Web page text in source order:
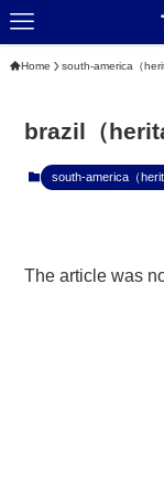
Home south-america（
brazil（
south-america（
The article was